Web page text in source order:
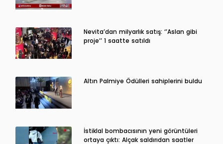
Nevita’dan milyarlık satış: ‘’Aslan gibi
proje’’ 1 saatte satıldı
Altın Palmiye Ödülleri sahiplerini buldu
İstiklal bombacısının yeni görüntüleri
ortaya çıktı: Alçak saldırıdan saatler